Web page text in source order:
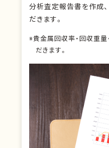
分析査定報告書を作成
だきます。
※貴金属回収率・回収重
だきます。